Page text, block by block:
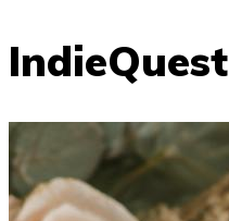
IndieQuest